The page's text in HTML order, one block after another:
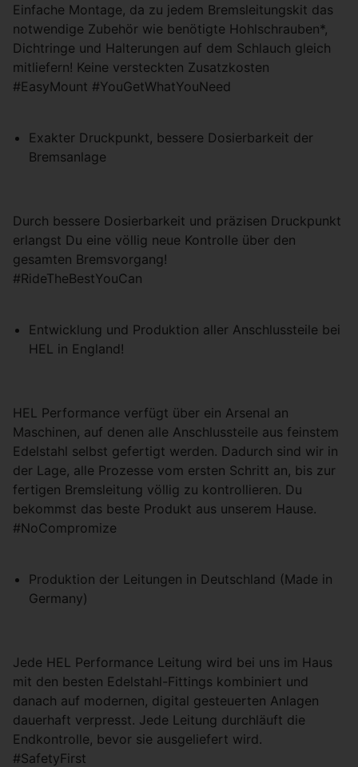
Einfache Montage, da zu jedem Bremsleitungskit das
notwendige Zubehör wie benötigte Hohlschrauben*,
Dichtringe und Halterungen auf dem Schlauch gleich
mitliefern! Keine versteckten Zusatzkosten
#EasyMount #YouGetWhatYouNeed
Exakter Druckpunkt, bessere Dosierbarkeit der
Bremsanlage
Durch bessere Dosierbarkeit und präzisen Druckpunkt
erlangst Du eine völlig neue Kontrolle über den
gesamten Bremsvorgang!
#RideTheBestYouCan
Entwicklung und Produktion aller Anschlussteile bei
HEL in England!
HEL Performance verfügt über ein Arsenal an
Maschinen, auf denen alle Anschlussteile aus feinstem
Edelstahl selbst gefertigt werden. Dadurch sind wir in
der Lage, alle Prozesse vom ersten Schritt an, bis zur
fertigen Bremsleitung völlig zu kontrollieren. Du
bekommst das beste Produkt aus unserem Hause.
#NoCompromize
Produktion der Leitungen in Deutschland (Made in
Germany)
Jede HEL Performance Leitung wird bei uns im Haus
mit den besten Edelstahl-Fittings kombiniert und
danach auf modernen, digital gesteuerten Anlagen
dauerhaft verpresst. Jede Leitung durchläuft die
Endkontrolle, bevor sie ausgeliefert wird.
#SafetyFirst